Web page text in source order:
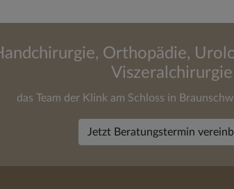
Orthopädie,
Viszeralchirurgie
das Team der Klink am Schloss in
Jetzt Beratungstermin